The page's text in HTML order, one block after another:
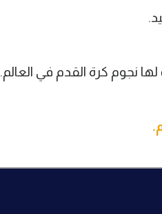
نجوم كرة القدم في العالم.